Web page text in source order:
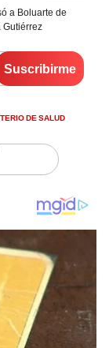
a Boluarte de
Gutiérrez
DE SALUD